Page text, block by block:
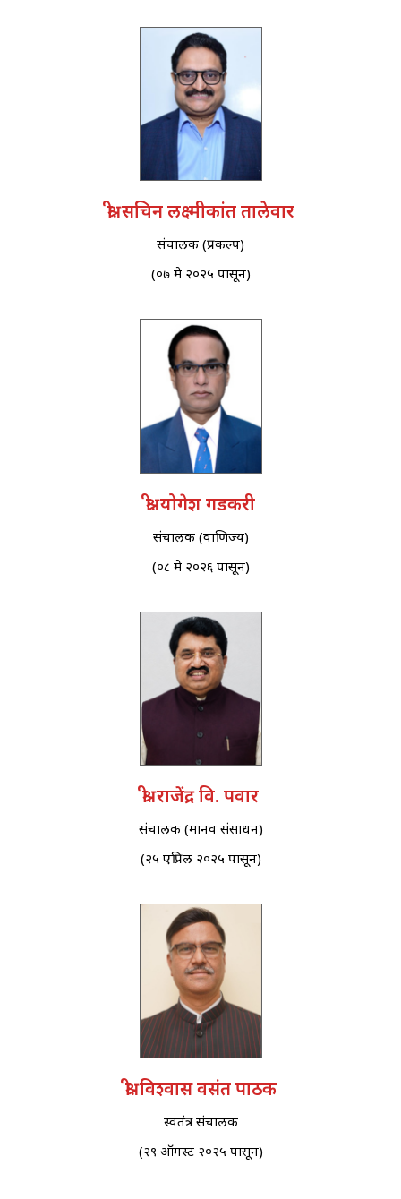
श्री. सचिन लक्ष्मीकांत तालेवार
संचालक (प्रकल्प)
(०७ मे २०२५ पासून)
श्री. योगेश गडकरी
संचालक (वाणिज्य)
(०८ मे २०२६ पासून)
श्री. राजेंद्र वि. पवार
संचालक (मानव संसाधन)
(२५ एप्रिल २०२५ पासून)
श्री. विश्वास वसंत पाठक
स्वतंत्र संचालक
(२९ ऑगस्ट २०२५ पासून)